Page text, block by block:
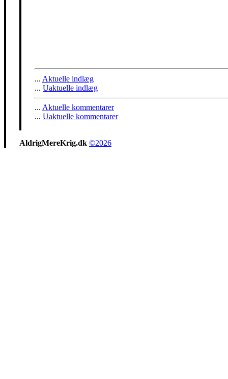
... Aktuelle indlæg
... Uaktuelle indlæg
... Aktuelle kommentarer
... Uaktuelle kommentarer
AldrigMereKrig.dk ©2026